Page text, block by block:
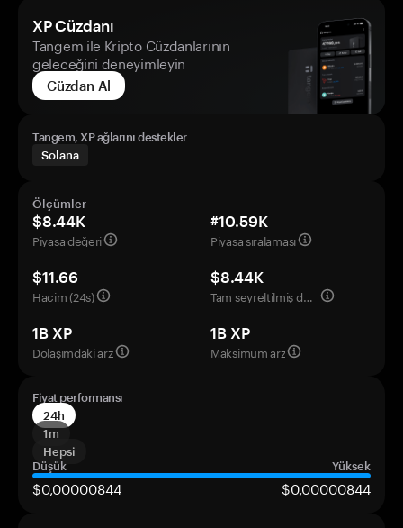
XP Cüzdanı
Tangem ile Kripto Cüzdanlarının
geleceğini deneyimleyin
Cüzdan Al
Tangem, XP ağlarını destekler
Solana
Ölçümler
$8.44K
Piyasa değeri
#10.59K
Piyasa sıralaması
$11.66
Hacim (24s)
$8.44K
Tam seyreltilmiş değerleme
1B XP
Dolaşımdaki arz
1B XP
Maksimum arz
Fiyat performansı
24h
1m
Hepsi
Düşük
Yüksek
$0,00000844 $0,00000844